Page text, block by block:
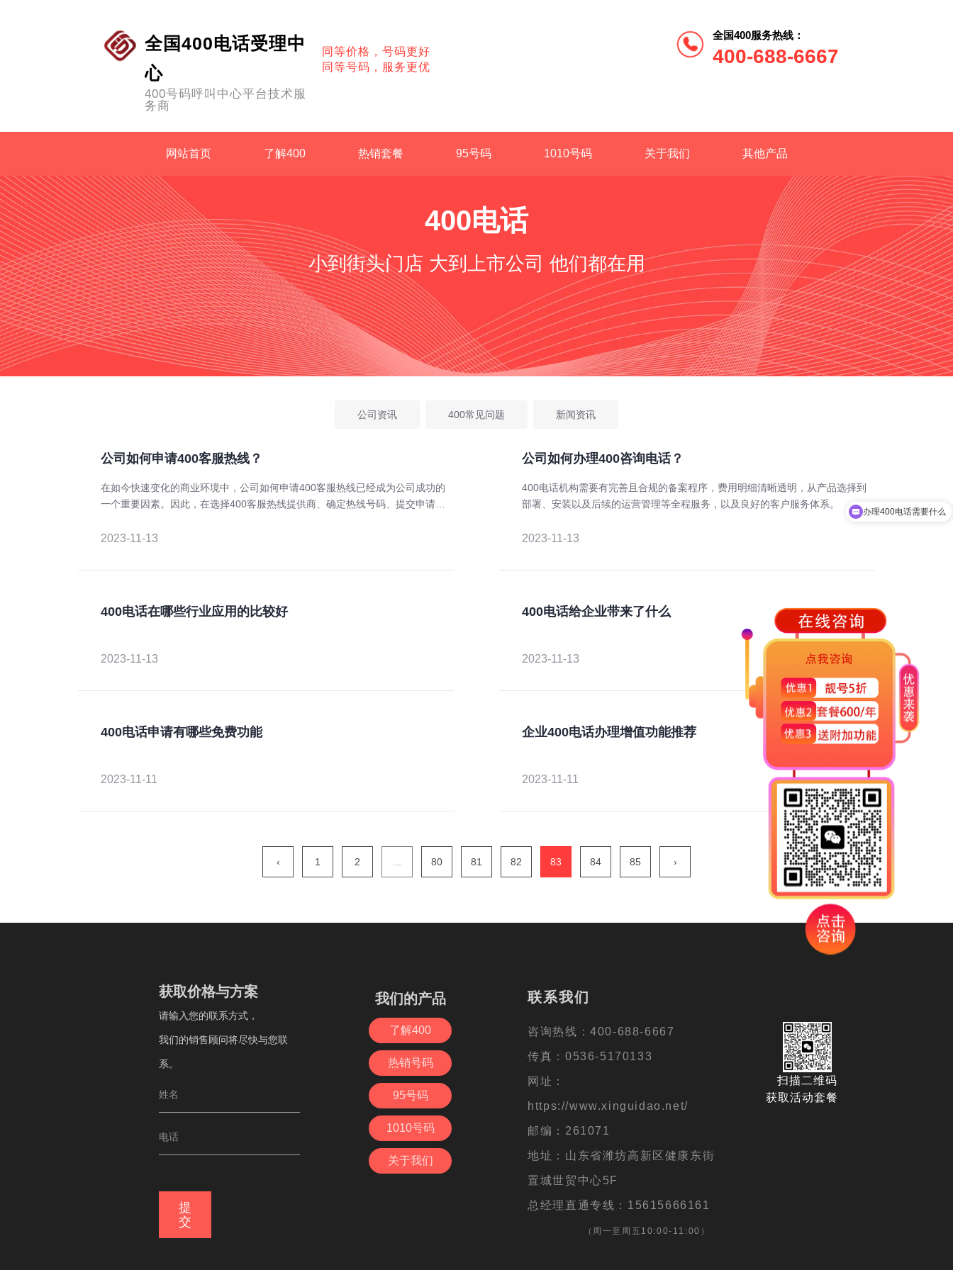
全国400电话受理中
心
400号码呼叫中心平台技术服
务商
同等价格，号码更好
同等号码，服务更优
全国400服务热线：
400-688-6667
网站首页 了解400 热销套餐 95号码 1010号码 关于我们 其他产品
400电话
小到街头门店 大到上市公司 他们都在用
公司资讯 400常见问题 新闻资讯
公司如何申请400客服热线？
在如今快速变化的商业环境中，公司如何申请400客服热线已经成为公司成功的
一个重要因素。因此，在选择400客服热线提供商、确定热线号码、提交申请材
公司带来更稳定、更快捷的客户服务。
2023-11-13
公司如何办理400咨询电话？
400电话机构需要有完善且合规的备案程序，费用明细清晰透明，从产品选择到
部署、安装以及后续的运营管理等全程服务，以及良好的客户服务体系。
2023-11-13
400电话在哪些行业应用的比较好
2023-11-13
400电话给企业带来了什么
2023-11-13
400电话申请有哪些免费功能
2023-11-11
企业400电话办理增值功能推荐
2023-11-11
‹ 1 2 ... 80 81 82 83 84 85 ›
备案号：鲁ICP备16006621号-5
获取价格与方案
请输入您的联系方式，
我们的销售顾问将尽快与您联系。
我们的产品
了解400
热销号码
95号码
1010号码
关于我们
联系我们
咨询热线：400-688-6667
传真：0536-5170133
网址：https://www.xgd400.cn/
邮编：261071
地址：潍坊高新区健康东街6888
总经理直通专线：15615666161
（周一至周五10:00-11:00）
获取价格与方案
请输入您的联系方式，
我们的销售顾问将尽快与您联
系。
提
交
我们的产品
了解400
热销号码
95号码
1010号码
关于我们
联系我们
咨询热线：400-688-6667
传真：0536-5170133
网址：
https://www.xinguidao.net/
邮编：261071
地址：山东省潍坊高新区健康东街
置城世贸中心5F
总经理直通专线：15615666161
（周一至周五10:00-11:00）
扫描二维码
获取活动套餐
办理400电话需要什么